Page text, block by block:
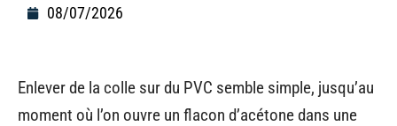
08/07/2026
Enlever de la colle sur du PVC semble simple, jusqu’au
moment où l’on ouvre un flacon d’acétone dans une